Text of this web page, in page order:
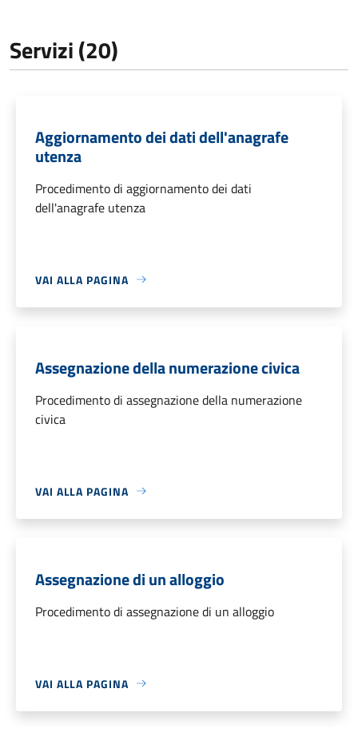
Servizi (20)
Aggiornamento dei dati dell'anagrafe
utenza
Procedimento di aggiornamento dei dati
dell'anagrafe utenza
VAI ALLA PAGINA
Assegnazione della numerazione civica
Procedimento di assegnazione della numerazione
civica
VAI ALLA PAGINA
Assegnazione di un alloggio
Procedimento di assegnazione di un alloggio
VAI ALLA PAGINA